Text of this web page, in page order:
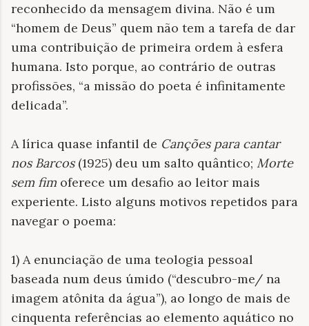
reconhecido da mensagem divina. Não é um
“homem de Deus” quem não tem a tarefa de dar
uma contribuição de primeira ordem à esfera
humana. Isto porque, ao contrário de outras
profissões, “a missão do poeta é infinitamente
delicada”.
A lírica quase infantil de Canções para cantar
nos Barcos(1925) deu um salto quântico; Morte
sem fim oferece um desafio ao leitor mais
experiente. Listo alguns motivos repetidos para
navegar o poema:
1) A enunciação de uma teologia pessoal
baseada num deus úmido (“descubro-me/ na
imagem atônita da água”), ao longo de mais de
cinquenta referências ao elemento aquático no